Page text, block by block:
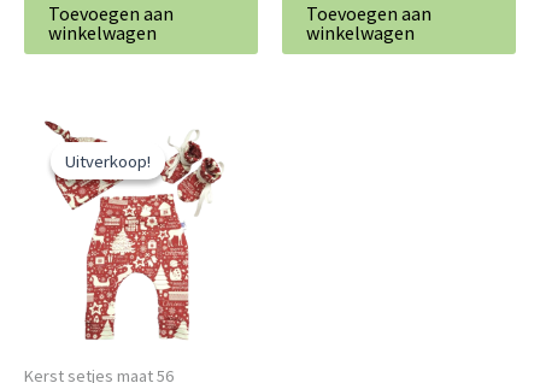
Toevoegen aan
winkelwagen
Toevoegen aan
winkelwagen
Uitverkoop!
Uitverkoop!
Kerst setjes maat 56
Oorspronkelijke
prijs
was:
€57.00.
is:
€49.99.